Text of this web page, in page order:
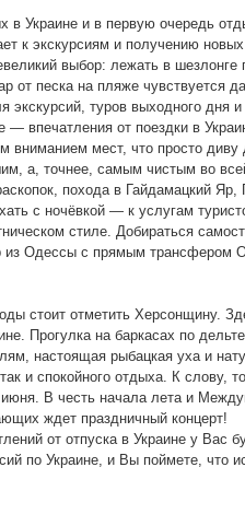
Украине и в первую очередь
к экскурсиям и получению
выбор: лежать в
от песка на пляже чувствуется
экскурсий, туров выходного дня
впечатления от поездки в
вниманием мест, что просто диву
а, точнее, самым чистым во
похода в Гайдамацкий
с ночёвкой — к услугам
стиле. Добираться
из Одессы с прямым трансфером
стоит отметить Херсонщину.
Прогулка на баркасах по
настоящая рыбацкая уха и
так и спокойного отдыха. К
В честь начала лета и
ждет праздничный концерт!
от отпуска в Украине у Вас
по Украине, и Вы поймете, что